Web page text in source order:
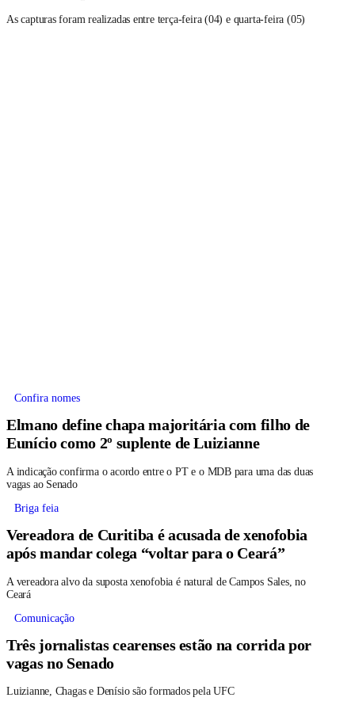
As capturas foram realizadas entre terça-feira (04) e quarta-feira (05)
Confira nomes
Elmano define chapa majoritária com filho de
Eunício como 2º suplente de Luizianne
A indicação confirma o acordo entre o PT e o MDB para uma das duas
vagas ao Senado
Briga feia
Vereadora de Curitiba é acusada de xenofobia
após mandar colega “voltar para o Ceará”
A vereadora alvo da suposta xenofobia é natural de Campos Sales, no
Ceará
Comunicação
Três jornalistas cearenses estão na corrida por
vagas no Senado
Luizianne, Chagas e Denísio são formados pela UFC